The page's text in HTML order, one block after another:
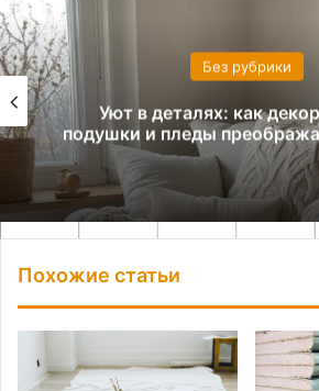
Без рубрики
Принцип повторения в
создаем ритм и
Похожие статьи